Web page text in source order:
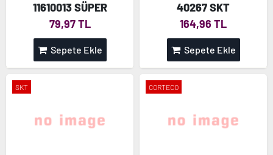
11610013 SÜPER
79,97 TL
Sepete Ekle
40267 SKT
164,96 TL
Sepete Ekle
SKT CORTECO